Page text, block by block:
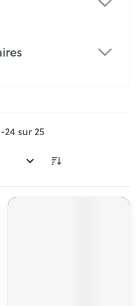
-24sur25